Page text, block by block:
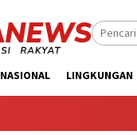
NASIONAL LINGKUNGAN
‎Sidang